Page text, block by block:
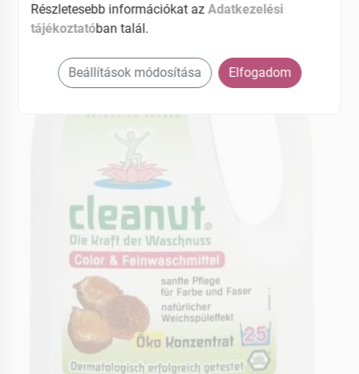
Részletesebb információkat az Adatkezelési
tájékoztatóban talál.
Beállítások módosítása Elfogadom